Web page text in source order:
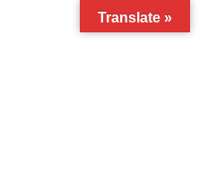
Translate »